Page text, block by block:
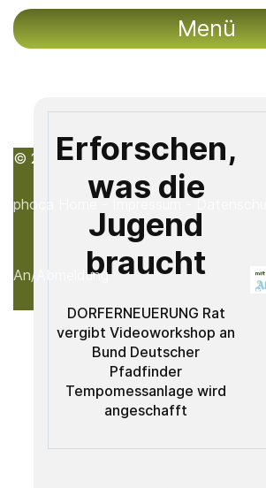
Menü
Erforschen,
was die
Jugend
braucht
DORFERNEUERUNG Rat
vergibt Videoworkshop an
Bund Deutscher
Pfadfinder
Tempomessanlage wird
angeschafft
© 2000 - 2026 Ortsgemeinde Bärweiler
phoca
An/Abmeldung